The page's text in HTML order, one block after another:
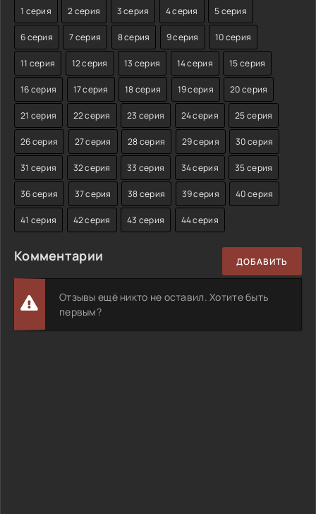
1 серия 2 серия 3 серия 4 серия 5 серия
6 серия 7 серия 8 серия 9 серия 10 серия
11 серия 12 серия 13 серия 14 серия 15 серия
16 серия 17 серия 18 серия 19 серия 20 серия
21 серия 22 серия 23 серия 24 серия 25 серия
26 серия 27 серия 28 серия 29 серия 30 серия
31 серия 32 серия 33 серия 34 серия 35 серия
36 серия 37 серия 38 серия 39 серия 40 серия
41 серия 42 серия 43 серия 44 серия
Комментарии ДОБАВИТЬ
Отзывы ещё никто не оставил. Хотите быть
первым?